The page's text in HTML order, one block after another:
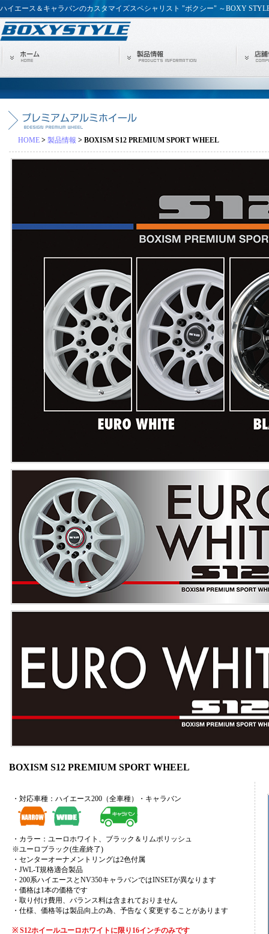
ハイエース＆キャラバンのカスタマイズスペシャリスト "ボクシー" ～BOXY
HOME > 製品情報 > BOXISM S12 PREMIUM SPORT WHEEL
BOXISM S12 PREMIUM SPORT WHEEL
・対応車種：ハイエース200（全車種）・キャラバン
・カラー：ユーロホワイト、ブラック＆リムポリッシュ
※ユーロブラック(生産終了)
・センターオーナメントリングは2色付属
・JWL-T規格適合製品
・200系ハイエースとNV350キャラバンではINSETが異なります
・価格は1本の価格です
・取り付け費用、バランス料は含まれておりません
・仕様、価格等は製品向上の為、予告なく変更することがあります
※ S12ホイールユーロホワイトに限り16インチのみです